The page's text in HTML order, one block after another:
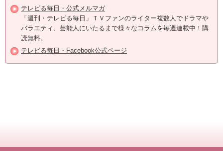
テレビる毎日・公式メルマガ
「週刊・テレビる毎日」ＴＶファンのライター複数人でドラマや
バラエティ、芸能人にいたるまで様々なコラムを毎週連載中！購
読無料。
テレビる毎日・Facebook公式ページ